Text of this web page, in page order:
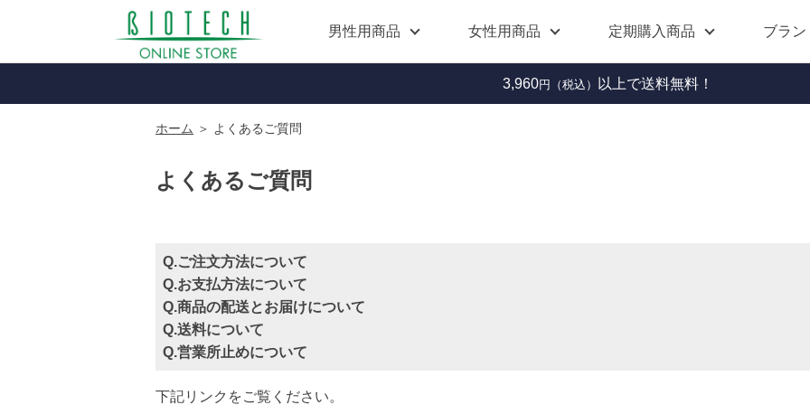
男性用商品 女性用商品 定期購入商品 ブラン
3,960円（税込） 以上で送料無料！
ホーム ＞ よくあるご質問
よくあるご質問
Q.ご注文方法について
Q.お支払方法について
Q.商品の配送とお届けについて
Q.送料について
Q.営業所止めについて
下記リンクをご覧ください。